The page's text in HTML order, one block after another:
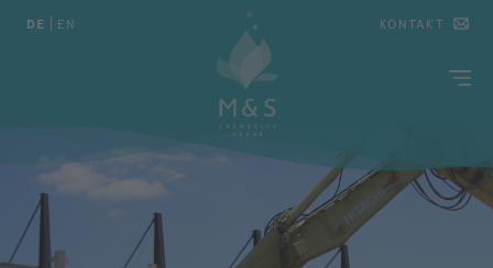
DE EN KONTAKT